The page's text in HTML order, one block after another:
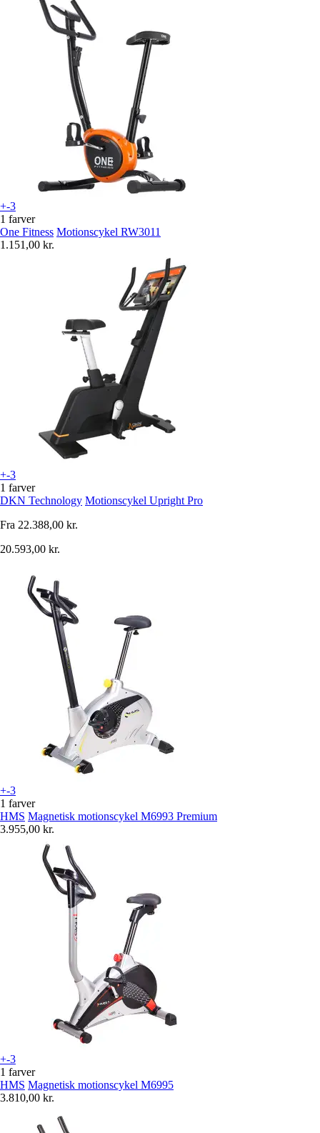
+-3
1 farver
One Fitness Motionscykel RW3011
1.151,00 kr.
+-3
1 farver
DKN Technology Motionscykel Upright Pro
Fra 22.388,00 kr.
20.593,00 kr.
+-3
1 farver
HMS Magnetisk motionscykel M6993 Premium
3.955,00 kr.
+-3
1 farver
HMS Magnetisk motionscykel M6995
3.810,00 kr.